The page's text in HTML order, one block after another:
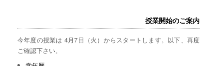
授業開始のご案内
今年度の授業は 4月7日（火）からスタートします。以下、再度
ご確認下さい。